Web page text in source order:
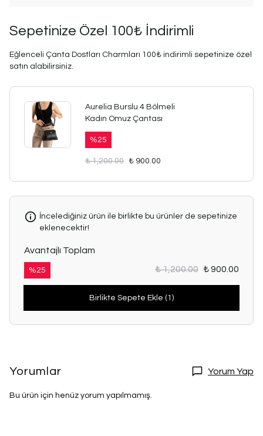
Sepetinize Özel 100₺ İndirimli
Eğlenceli Çanta Dostları Charmları 100₺ indirimli sepetinize özel
satın alabilirsiniz.
Aurelia Burslu 4 Bölmeli
Kadın Omuz Çantası
%25
₺ 1,200.00 ₺ 900.00
İncelediğiniz ürün ile birlikte bu ürünler de sepetinize
eklenecektir!
Avantajlı Toplam
%25 ₺ 1,200.00 ₺ 900.00
Birlikte Sepete Ekle (1)
Yorumlar Yorum Yap
Bu ürün için henüz yorum yapılmamış.